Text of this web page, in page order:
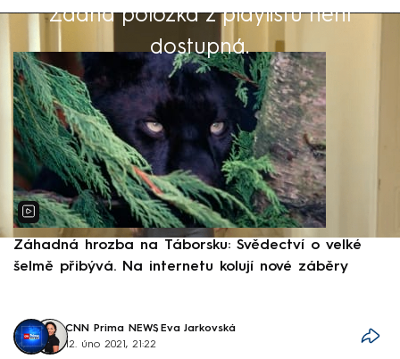
Žádná položka z playlistu není
dostupná.
Výběr redakce
Záhadná hrozba na Táborsku: Svědectví o velké
šelmě přibývá. Na internetu kolují nové záběry
CNN Prima NEWS, Eva Jarkovská
12. úno 2021, 21:22